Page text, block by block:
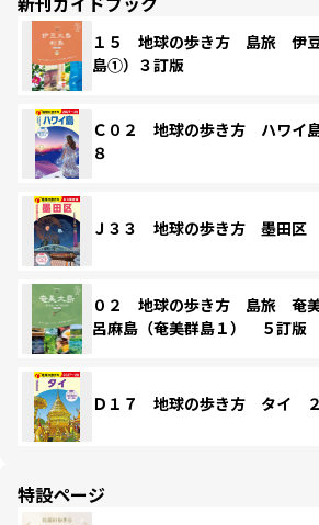
１５ 地球の歩き方 島旅 伊
島①）３訂版
Ｃ０２ 地球の歩き方 ハワイ
８
Ｊ３３ 地球の歩き方 墨田区
０２ 地球の歩き方 島旅 奄
呂麻島（奄美群島１） ５訂版
Ｄ１７ 地球の歩き方 タイ ２
特設ページ